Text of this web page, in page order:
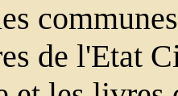
de l'Etat